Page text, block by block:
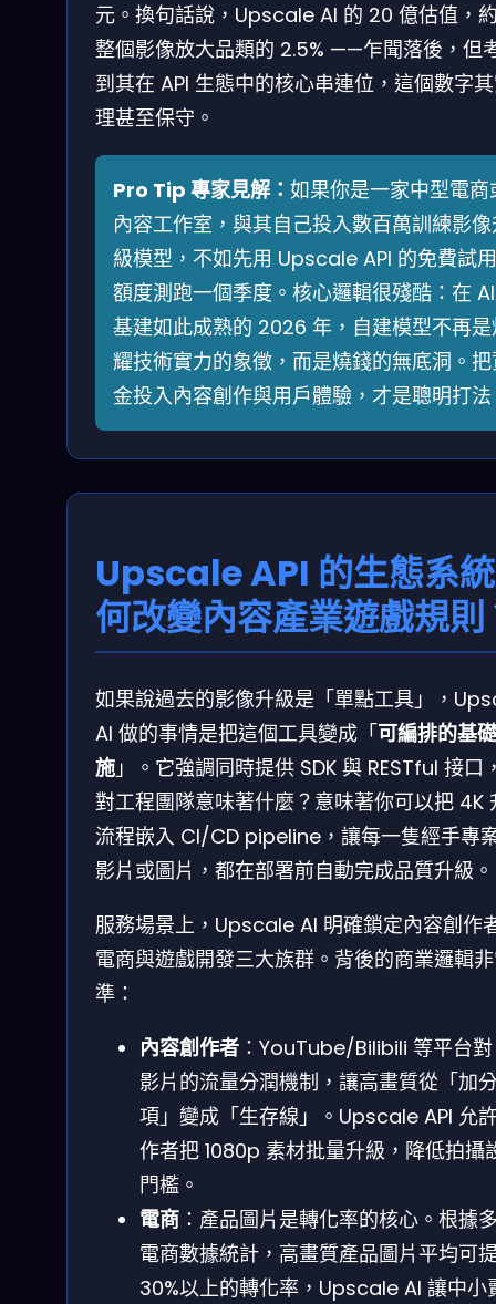
元。換句話說，Upscale AI 的 20 億估值，
整個影像放大品類的 2.5% ——乍聞落後，但
到其在 API 生態中的核心串連位，這個數字
理甚至保守。
Pro Tip 專家見解： 如果你是一家中型電商
內容工作室，與其自己投入數百萬訓練影
級模型，不如先用 Upscale API 的免費試用
額度測跑一個季度。核心邏輯很殘酷：在 AI
基建如此成熟的 2026 年，自建模型不再
耀技術實力的象徵，而是燒錢的無底洞。
金投入內容創作與用戶體驗，才是聰明打
Upscale API 的生態系
何改變內容產業遊戲規則
如果說過去的影像升級是「單點工具」，
AI 做的事情是把這個工具變成「可編排的基
施」。它強調同時提供 SDK 與 RESTful 接口
對工程團隊意味著什麼？意味著你可以把 4K
流程嵌入 CI/CD pipeline，讓每一隻經手專
影片或圖片，都在部署前自動完成品質升級。
服務場景上，Upscale AI 明確鎖定內容創作
電商與遊戲開發三大族群。背後的商業邏輯
準：
內容創作者 ：YouTube/Bilibili 等平台
影片的流量分潤機制，讓高畫質從「加
項」變成「生存線」。Upscale API 允
作者把 1080p 素材批量升級，降低拍攝
門檻。
電商 ：產品圖片是轉化率的核心。根據
電商數據統計，高畫質產品圖片平均可
30%以上的轉化率，Upscale AI 讓中小